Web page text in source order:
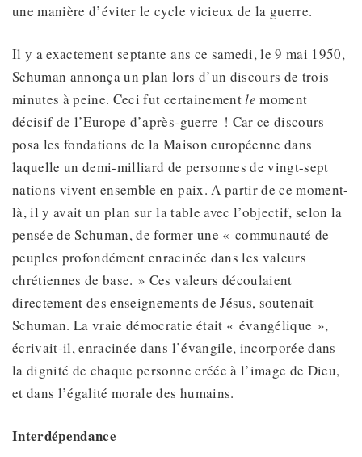
une manière d’éviter le cycle vicieux de la guerre.
Il y a exactement septante ans ce samedi, le 9 mai 1950,
Schuman annonça un plan lors d’un discours de trois
minutes à peine. Ceci fut certainementlemoment
décisif de l’Europe d’après-guerre ! Car ce discours
posa les fondations de la Maison européenne dans
laquelle un demi-milliard de personnes de vingt-sept
nations vivent ensemble en paix. A partir de ce moment-
là, il y avait un plan sur la table avec l’objectif, selon la
pensée de Schuman, de former une « communauté de
peuples profondément enracinée dans les valeurs
chrétiennes de base. » Ces valeurs découlaient
directement des enseignements de Jésus, soutenait
Schuman. La vraie démocratie était « évangélique »,
écrivait-il, enracinée dans l’évangile, incorporée dans
la dignité de chaque personne créée à l’image de Dieu,
et dans l’égalité morale des humains.
Interdépendance